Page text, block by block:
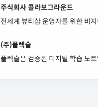
주식회사 콜라보그라운드
전세계 뷰티샵 운영자를 위한 비
(주)플렉슬
플렉슬은 검증된 디지털 학습 노